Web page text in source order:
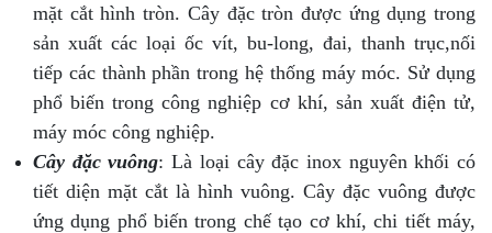
mặt cắt hình tròn. Cây đặc tròn được ứng dụng trong
sản xuất các loại ốc vít, bu-long, đai, thanh trục,nối
tiếp các thành phần trong hệ thống máy móc. Sử dụng
phổ biến trong công nghiệp cơ khí, sản xuất điện tử,
máy móc công nghiệp.
Cây đặc vuông: Là loại cây đặc inox nguyên khối có
tiết diện mặt cắt là hình vuông. Cây đặc vuông được
ứng dụng phổ biến trong chế tạo cơ khí, chi tiết máy,